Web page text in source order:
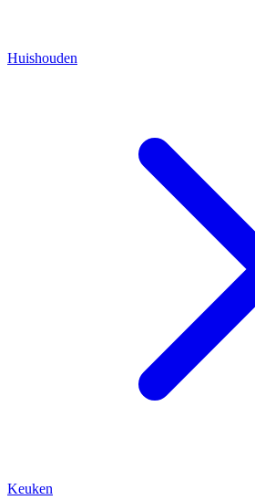
Huishouden
Keuken